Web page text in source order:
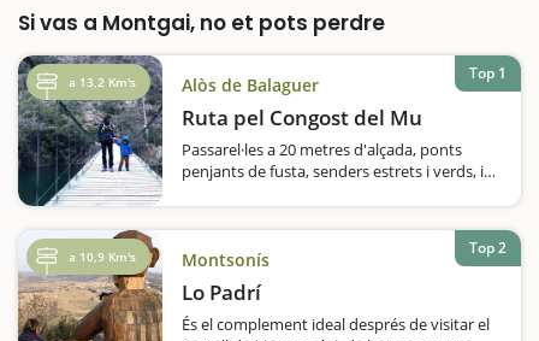
Si vas a Montgai, no et pots perdre
a 13,2 Km's Alòs de Balaguer
Ruta pel Congost del Mu
Passarel·les a 20 metres d'alçada, ponts
penjants de fusta, senders estrets i verds, i
suficients perquè als nens els entusiasmi
una ruta que, sens dubte, és un dels…
Top 1
a 10,9 Km's Montsonís
Lo Padrí
És el complement ideal després de visitar el
Top 2